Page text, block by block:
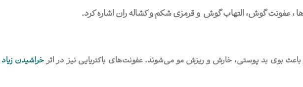
، عفونت گوش، التهاب گوش و قرمزی شکم و کشاله ‌ران اشاره کرد.
بوی بد پوستی، خارش و ریزش مو می‌شوند. عفونت‌های باکتریایی نیز در اثرخراشیدن زیاد